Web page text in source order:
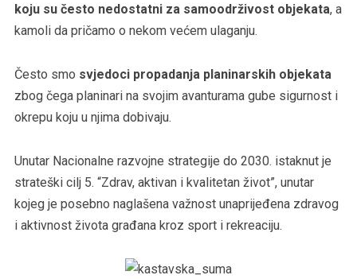
koju su često nedostatni za samoodrživost objekata, a
kamoli da pričamo o nekom većem ulaganju.
Često smo svjedoci propadanja planinarskih objekata
zbog čega planinari na svojim avanturama gube sigurnost i
okrepu koju u njima dobivaju.
Unutar Nacionalne razvojne strategije do 2030. istaknut je
strateški cilj 5. “Zdrav, aktivan i kvalitetan život”, unutar
kojeg je posebno naglašena važnost unaprijeđena zdravog
i aktivnost života građana kroz sport i rekreaciju.